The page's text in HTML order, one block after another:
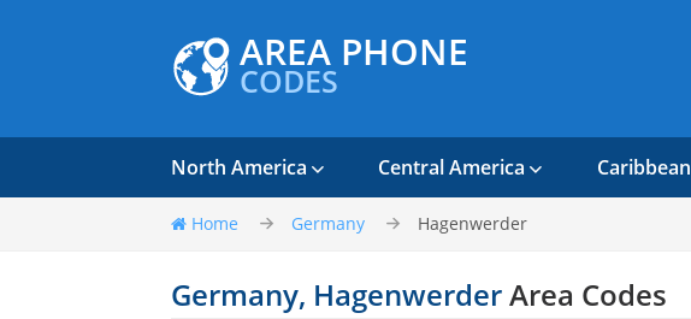
AREA PHONE
CODES
North America Central America Caribbean
Home Germany Hagenwerder
Germany, HagenwerderArea Codes